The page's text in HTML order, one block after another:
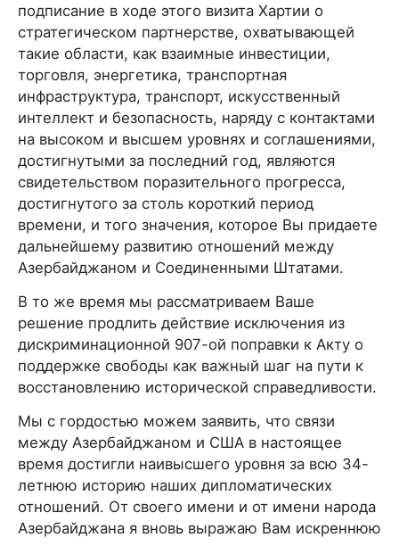
подписание в ходе этого визита Хартии о
стратегическом партнерстве, охватывающей
такие области, как взаимные инвестиции,
торговля, энергетика, транспортная
инфраструктура, транспорт, искусственный
интеллект и безопасность, наряду с контактами
на высоком и высшем уровнях и соглашениями,
достигнутыми за последний год, являются
свидетельством поразительного прогресса,
достигнутого за столь короткий период
времени, и того значения, которое Вы придаете
дальнейшему развитию отношений между
Азербайджаном и Соединенными Штатами.
В то же время мы рассматриваем Ваше
решение продлить действие исключения из
дискриминационной 907-ой поправки к Акту о
поддержке свободы как важный шаг на пути к
восстановлению исторической справедливости.
Мы с гордостью можем заявить, что связи
между Азербайджаном и США в настоящее
время достигли наивысшего уровня за всю 34-
летнюю историю наших дипломатических
отношений. От своего имени и от имени народа
Азербайджана я вновь выражаю Вам искреннюю